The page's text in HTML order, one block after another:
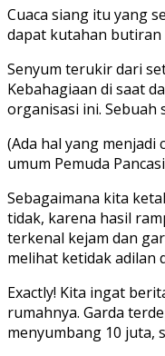
Cuaca siang itu yang
dapat kutahan butiran
Senyum terukir dari
Kebahagiaan di saat
organisasi ini.
(Ada hal yang
umum Pemuda
Sebagaimana kita
tidak, karena hasil
terkenal kejam dan
melihat ketidak adilan
Exactly! Kita ingat
rumahnya. Garda
menyumbang 10 juta,